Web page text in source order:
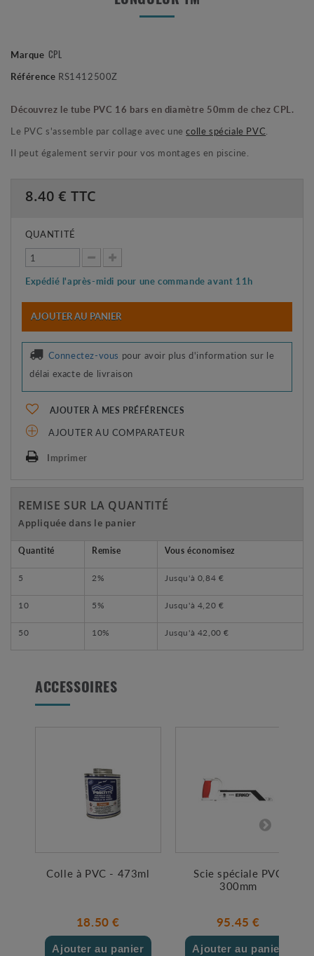
Marque CPL
Référence RS1412500Z
Découvrez le tube PVC 16 bars en diamètre 50mm de chez CPL.
Le PVC s'assemble par collage avec unecolle spéciale PVC.
Il peut également servir pour vos montages en piscine.
8.40 € TTC
QUANTITÉ
Expédié l'après-midi pour une commande avant 11h
AJOUTER AU PANIER
Connectez-vous pour avoir plus d'information sur le
délai exacte de livraison
AJOUTER À MES PRÉFÉRENCES
AJOUTER AU COMPARATEUR
Imprimer
REMISE SUR LA QUANTITÉ
Appliquée dans le panier
Quantité Remise Vous économisez
5 2% Jusqu'à 0,84 €
10 5% Jusqu'à 4,20 €
50 10% Jusqu'à 42,00 €
ACCESSOIRES
Colle à PVC - 473ml
18.50 €
Ajouter au panier
Scie spéciale PVC
300mm
95.45 €
Ajouter au panier